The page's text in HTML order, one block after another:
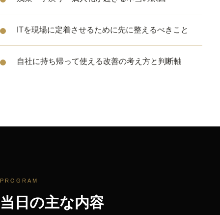
ITを現場に定着させるために先に整えるべきこと
自社に持ち帰って使える改善の考え方と判断軸
PROGRAM
当日の主な内容